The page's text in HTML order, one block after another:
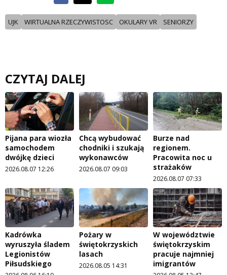
UJK WIRTUALNA RZECZYWISTOSC OKULARY VR SENIORZY
CZYTAJ DALEJ
Pijana para wiozła
samochodem
dwójkę dzieci
2026.08.07 12:26
Chcą wybudować
chodniki i szukają
wykonawców
2026.08.07 09:03
Burze nad
regionem.
Pracowita noc u
strażaków
2026.08.07 07:33
Kadrówka
wyruszyła śladem
Legionistów
Piłsudskiego
Pożary w
świętokrzyskich
lasach
2026.08.05 14:31
W województwie
świętokrzyskim
pracuje najmniej
imigrantów